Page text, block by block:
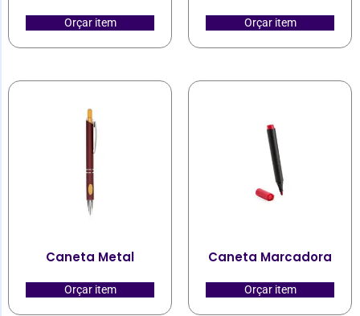
Orçar item Orçar item
Caneta Metal
Orçar item
Caneta Marcadora
Orçar item